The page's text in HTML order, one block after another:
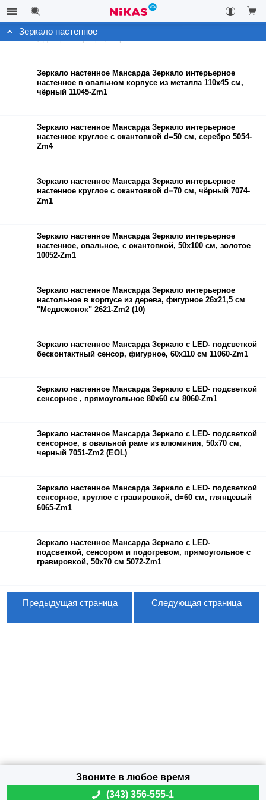
Каталог
Зеркало настенное
Зеркало настенное Мансарда Зеркало интерьерное
настенное в овальном корпусе из металла 110х45 см,
чёрный 11045-Zm1
Зеркало настенное Мансарда Зеркало интерьерное
настенное круглое c окантовкой d=50 см, серебро 5054-
Zm4
Зеркало настенное Мансарда Зеркало интерьерное
настенное круглое c окантовкой d=70 см, чёрный 7074-
Zm1
Зеркало настенное Мансарда Зеркало интерьерное
настенное, овальное, с окантовкой, 50х100 см, золотое
10052-Zm1
Зеркало настенное Мансарда Зеркало интерьерное
настольное в корпусе из дерева, фигурное 26х21,5 см
"Медвежонок" 2621-Zm2 (10)
Зеркало настенное Мансарда Зеркало с LED- подсветкой
бесконтактный сенсор, фигурное, 60х110 см 11060-Zm1
Зеркало настенное Мансарда Зеркало с LED- подсветкой
сенсорное , прямоугольное 80х60 см 8060-Zm1
Зеркало настенное Мансарда Зеркало с LED- подсветкой
сенсорное, в овальной раме из алюминия, 50х70 см,
черный 7051-Zm2 (EOL)
Зеркало настенное Мансарда Зеркало с LED- подсветкой
сенсорное, круглое с гравировкой, d=60 см, глянцевый
6065-Zm1
Зеркало настенное Мансарда Зеркало с LED-
подсветкой, сенсором и подогревом, прямоугольное с
гравировкой, 50х70 см 5072-Zm1
Предыдущая страница Следующая страница
(343) 356-555-1